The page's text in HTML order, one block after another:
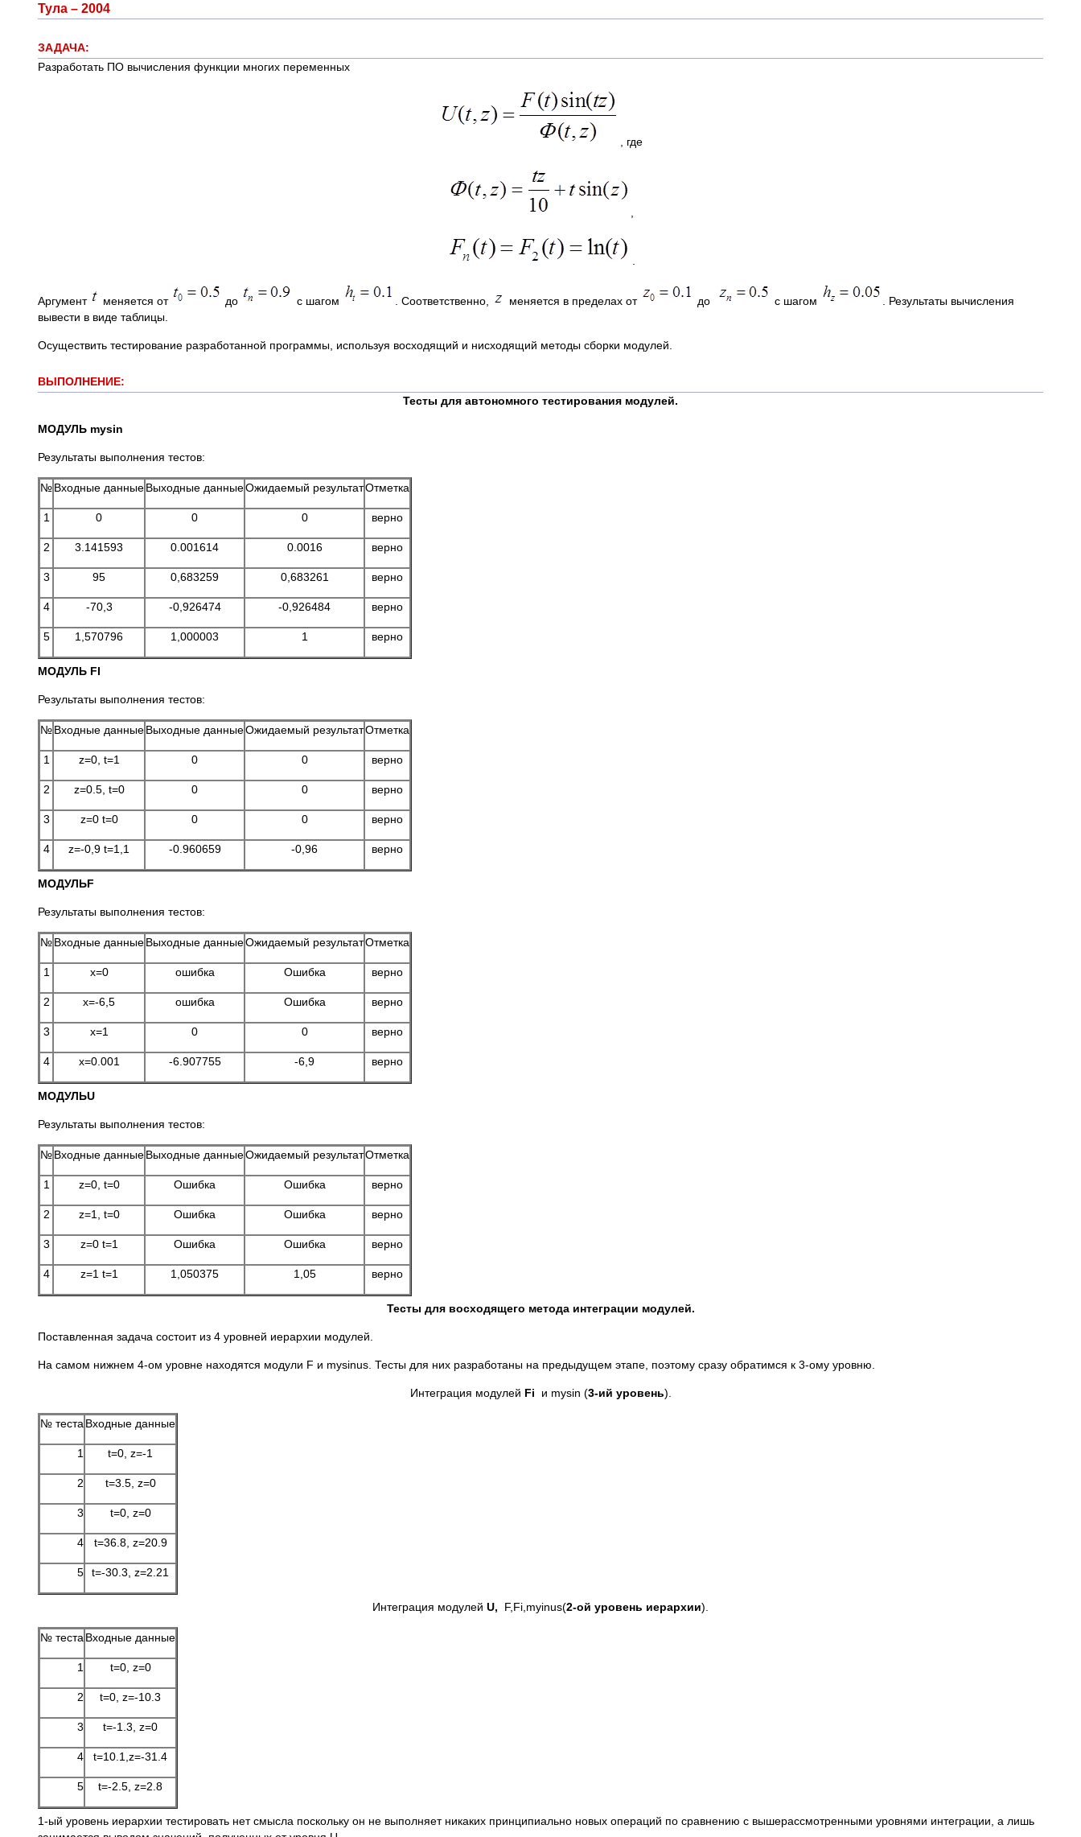
Тула – 2004
ЗАДАЧА:
Разработать ПО вычисления функции многих переменных
, где
Аргумент меняется от до с шагом . Соответственно, меняется в пределах от до с шагом
. Результаты вычисления
вывести в виде таблицы.
Осуществить тестирование разработанной программы, используя восходящий и нисходящий методы сборки модулей.
ВЫПОЛНЕНИЕ:
Тесты для автономного тестирования модулей.
МОДУЛЬ mysin
Результаты выполнения тестов:
№Входные данныеВыходные данныеОжидаемый результатОтметка
1 0 0 0 верно
2 3.141593 0.001614 0.0016 верно
3 95 0,683259 0,683261 верно
4 -70,3 -0,926474 -0,926484 верно
5 1,570796 1,000003 1 верно
МОДУЛЬ FI
Результаты выполнения тестов:
№Входные данныеВыходные данныеОжидаемый результатОтметка
1 z=0, t=1 0 0 верно
2 z=0.5, t=0 0 0 верно
3 z=0 t=0 0 0 верно
4 z=-0,9 t=1,1 -0.960659 -0,96 верно
МОДУЛЬF
Результаты выполнения тестов:
№Входные данныеВыходные данныеОжидаемый результатОтметка
1 x=0 ошибка Ошибка верно
2 х=-6,5 ошибка Ошибка верно
3 х=1 0 0 верно
4 x=0.001 -6.907755 -6,9 верно
МОДУЛЬU
Результаты выполнения тестов:
№Входные данныеВыходные данныеОжидаемый результатОтметка
1 z=0, t=0 Ошибка Ошибка верно
2 z=1, t=0 Ошибка Ошибка верно
3 z=0 t=1 Ошибка Ошибка верно
4 z=1 t=1 1,050375 1,05 верно
Тесты для восходящего метода интеграции модулей.
Поставленная задача состоит из 4 уровней иерархии модулей.
На самом нижнем 4-ом уровне находятся модули F и mysinus. Тесты для них разработаны на предыдущем этапе, поэтому сразу обратимся к 3-ому уровню.
Интеграция модулей Fi и mysin (3-ий уровень).
№ теста Входные данные
1 t=0, z=-1
2 t=3.5, z=0
3 t=0, z=0
4 t=36.8, z=20.9
5 t=-30.3, z=2.21
Интеграция модулей U, F,Fi,myinus(2-ой уровень иерархии).
№ теста Входные данные
1 t=0, z=0
2 t=0, z=-10.3
3 t=-1.3, z=0
4 t=10.1,z=-31.4
5 t=-2.5, z=2.8
1-ый уровень иерархии тестировать нет смысла поскольку он не выполняет никаких принципиально новых операций по сравнению с вышерассмотренными уровнями интеграции, а лишь